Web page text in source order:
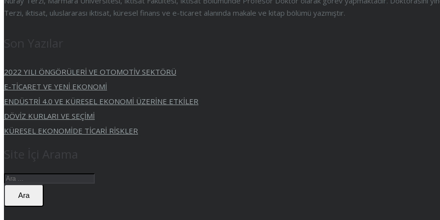
Terzi, iktisat, uluslararası iktisat, küresel finans ve e-ticaret alanında makale ve kitap bölümü yazmıştır.
2022 YILI ÖNGÖRÜLERİ VE OTOMOTİV SEKTÖRÜ
E-TİCARET VE YENİ EKONOMİ
ENDÜSTRİ 4.0 VE KÜRESEL EKONOMİ ÜZERİNE ETKİLER
DÖVİZ KURLARI VE SEÇİMİ
KÜRESEL EKONOMİDE TİCARİ RİSKLER
Ara